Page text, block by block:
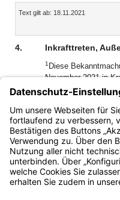
Inhalt
Text gilt ab: 18.11.2021
4. Inkrafttreten,
1 Diese
November 2021 in
Bayerischen
zum Spezialtraining
(KWMBl. I S. 74) tritt
außer Kraft.
Bayern.de
BayernPortal